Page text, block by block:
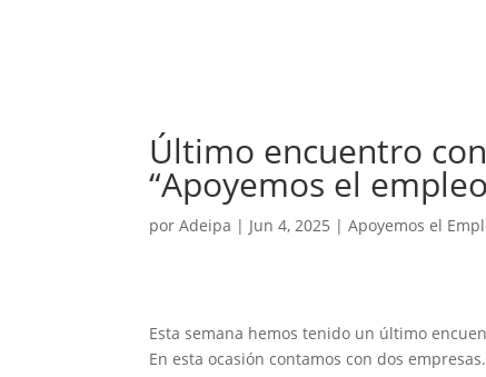
Último encuentro
“Apoyemos el
porAdeipa | Jun 4, 2025 |Apoyemos el
Esta semana hemos tenido un último
En esta ocasión contamos con dos